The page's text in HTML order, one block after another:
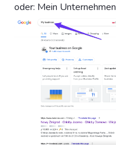
oder: Mein Unternehmen